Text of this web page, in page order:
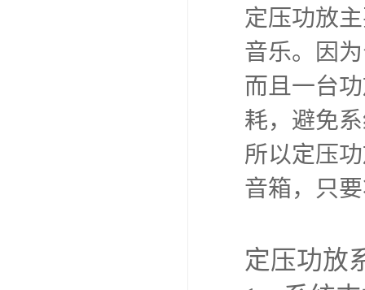
定压功放
音乐。因
而且一台
耗，避免
所以定压
音箱，只
定压功放